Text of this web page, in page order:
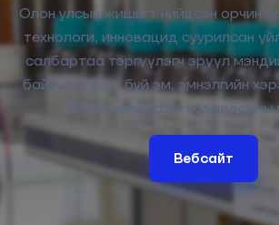
Олон улсын жишигт нийцсэн орчин
технологи, инновацид суурилсан
салбартаа тэргүүлэгч эрүүл
байхыг зорьж буй эм, эмнэлгийн
болон жижиглэн худалдааны
Вебсайт